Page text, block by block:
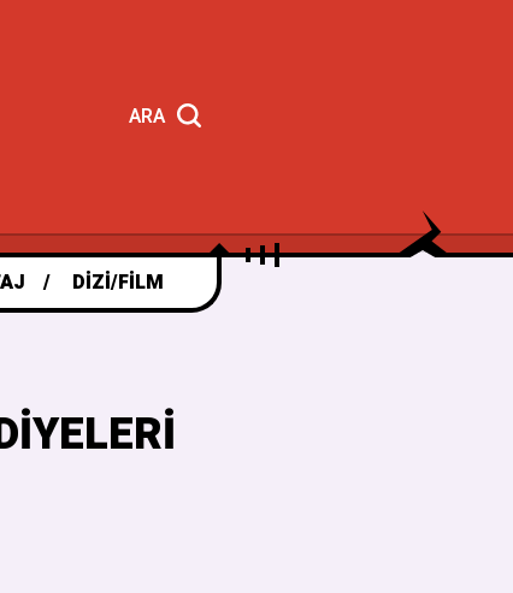
ARA
DIZI/FILM